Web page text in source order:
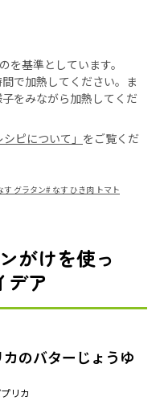
基準としています。
で加熱してください。ま
をみながら加熱してくだ
シピについて」 をご覧くだ
す グラタン# なす ひき肉 トマト
がけを使っ
デア
のバターじょうゆ
リカ